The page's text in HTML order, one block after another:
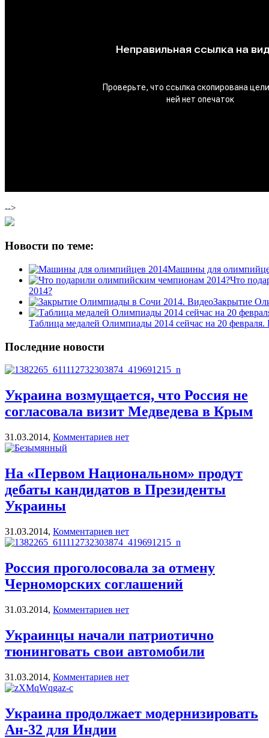
-->
Новости по теме:
Машины для
Что
2014?
Закрытие
Таблица медалей Олимпиады 2014 сейчас на 20 февраля.
Последние новости
Украина возмущается, что Россия не
согласовала визит Медведева в Крым
31.03.2014, Комментариев нет
На «Первом Национальном» продут
дебаты кандидатов в Президенты
Украины
31.03.2014, Комментариев нет
Россия проголосовала за отмену
Черноморских соглашений
31.03.2014, Комментариев нет
Украинцы начали патриотично
тюнинговать свои автомобили
31.03.2014, Комментариев нет
Украина продолжает модернизировать
Ан-32 для Индии